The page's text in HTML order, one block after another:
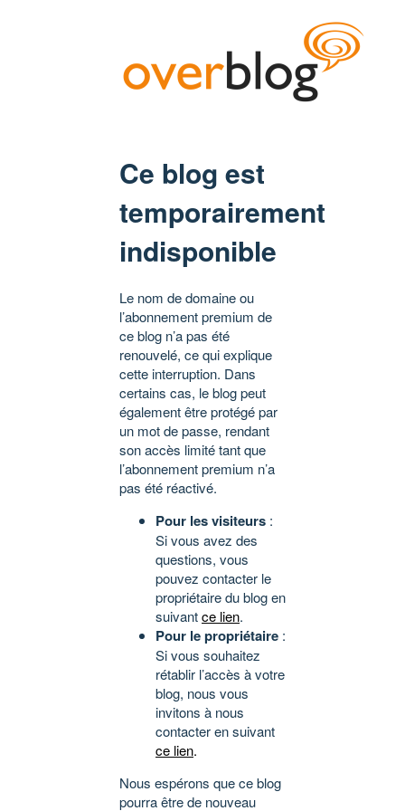
Ce blog est
temporairement
indisponible
Le nom de domaine ou
l’abonnement premium de
ce blog n’a pas été
renouvelé, ce qui explique
cette interruption. Dans
certains cas, le blog peut
également être protégé par
un mot de passe, rendant
son accès limité tant que
l’abonnement premium n’a
pas été réactivé.
Pour les visiteurs :
Si vous avez des
questions, vous
pouvez contacter le
propriétaire du blog en
suivantce lien.
Pour le propriétaire :
Si vous souhaitez
rétablir l’accès à votre
blog, nous vous
invitons à nous
contacter en suivant
ce lien.
Nous espérons que ce blog
pourra être de nouveau